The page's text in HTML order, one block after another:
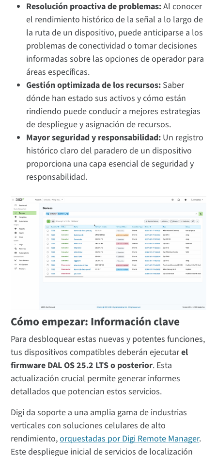
Resolución proactiva de problemas:Al conocer
el rendimiento histórico de la señal a lo largo de
la ruta de un dispositivo, puede anticiparse a los
problemas de conectividad o tomar decisiones
informadas sobre las opciones de operador para
áreas específicas.
Gestión optimizada de los recursos: Saber
dónde han estado sus activos y cómo están
rindiendo puede conducir a mejores estrategias
de despliegue y asignación de recursos.
Mayor seguridad y responsabilidad: Un registro
histórico claro del paradero de un dispositivo
proporciona una capa esencial de seguridad y
responsabilidad.
Cómo empezar: Información clave
Para desbloquear estas nuevas y potentes funciones,
tus dispositivos compatibles deberán ejecutarel
firmware DAL OS 25.2 LTS o posterior. Esta
actualización crucial permite generar informes
detallados que potencian estos servicios.
Digi da soporte a una amplia gama de industrias
verticales con soluciones celulares de alto
rendimiento,orquestadas por Digi Remote Manager.
Este despliegue inicial de servicios de localización